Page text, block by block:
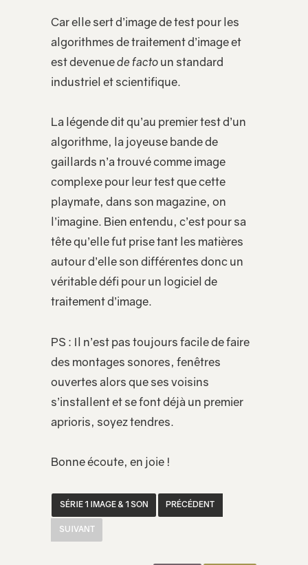
Car elle sert d’image de test pour les
algorithmes de traitement d’image et
est devenuede facto un standard
industriel et scientifique.
La légende dit qu’au premier test d’un
algorithme, la joyeuse bande de
gaillards n’a trouvé comme image
complexe pour leur test que cette
playmate, dans son magazine, on
l’imagine. Bien entendu, c’est pour sa
tête qu’elle fut prise tant les matières
autour d’elle son différentes donc un
véritable défi pour un logiciel de
traitement d’image.
PS : Il n’est pas toujours facile de faire
des montages sonores, fenêtres
ouvertes alors que ses voisins
s’installent et se font déjà un premier
aprioris, soyez tendres.
Bonne écoute, en joie !
SÉRIE 1 IMAGE & 1 SON PRÉCÉDENT
SUIVANT